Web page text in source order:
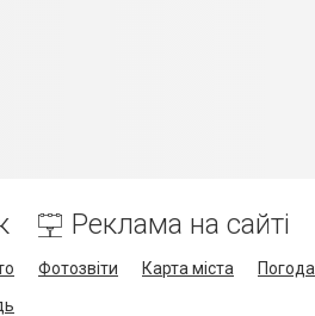
Реклама на сайті
Фотозвіти Карта міста
Погода